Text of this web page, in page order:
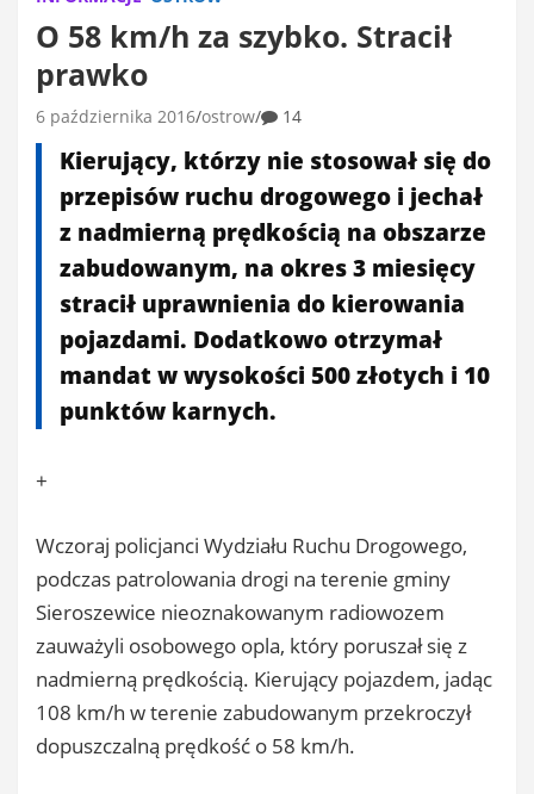
O 58 km/h za szybko. Stracił
prawko
6 października 2016 ostrow 14
Kierujący, którzy nie stosował się do
przepisów ruchu drogowego i jechał
z nadmierną prędkością na obszarze
zabudowanym, na okres 3 miesięcy
stracił uprawnienia do kierowania
pojazdami. Dodatkowo otrzymał
mandat w wysokości 500 złotych i 10
punktów karnych.
+
Wczoraj policjanci Wydziału Ruchu Drogowego,
podczas patrolowania drogi na terenie gminy
Sieroszewice nieoznakowanym radiowozem
zauważyli osobowego opla, który poruszał się z
nadmierną prędkością. Kierujący pojazdem, jadąc
108 km/h w terenie zabudowanym przekroczył
dopuszczalną prędkość o 58 km/h.